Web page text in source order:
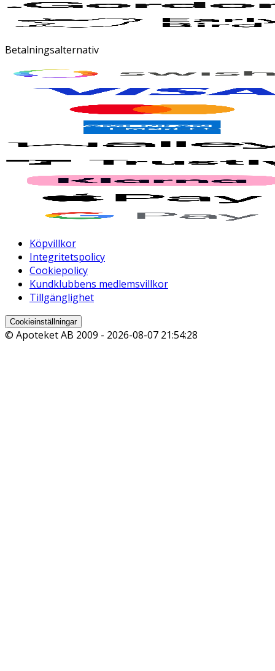
Betalningsalternativ
Köpvillkor
Integritetspolicy
Cookiepolicy
Kundklubbens medlemsvillkor
Tillgänglighet
Cookieinställningar
© Apoteket AB 2009 - 2026-08-07 21:54:28